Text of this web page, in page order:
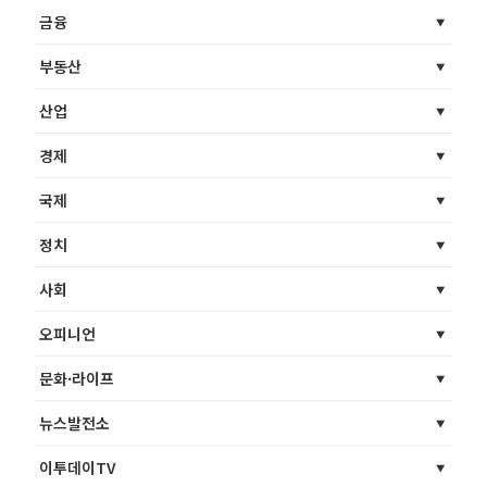
금융
부동산
산업
경제
국제
정치
사회
오피니언
문화·라이프
뉴스발전소
이투데이TV